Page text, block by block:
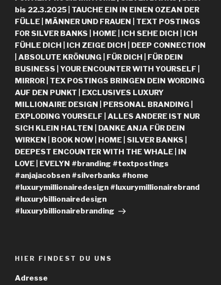
bis 22.3.2025 | TAUCHE EIN IN EINEN OZEAN DER
FÜLLE | MÄNNER UND FRAUEN | TEXT POSTINGS
FOR SILVER BANKS | HOME | ICH SEHE DICH | ICH
FÜHLE DICH | ICH ZEIGE DICH | DEEP CONNECTION
| ABSOLUTE KRÖNUNG | FÜR DICH | FÜR DEIN
BUSINESS | YOUR ENCOUNTER WITH YOURSELF |
MIRROR | TEX POSTINGS BRINGEN DEIN WORDING
AUF DEN PUNKT | EXCLUSIVES LUXURY
MILLIONAIRE DESIGN | PERSONAL BRANDING |
EXPLODING YOURSELF | ALLES ANDERE IST NUR
SICH KLEIN HALTEN | DANKE ANJA FÜR DEIN
WIRKEN | BOOK NOW | HOME | SILVER BANKS |
DEEPEST ENCOUNTER WITH THE WHALE | IN
LOVE | EVELYN #branding #textpostings
#anjajacobsen #silverbanks #home
#luxurymillionairedesign #luxurymillionairebrand
#luxurybillionairedesign
#luxurybillionairebranding
HIER FINDEST DU UNS
Adresse